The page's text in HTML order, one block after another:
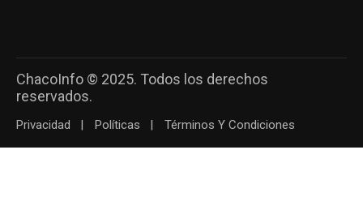
ChacoInfo © 2025. Todos los derechos
reservados.
Privacidad Políticas Términos Y Condiciones